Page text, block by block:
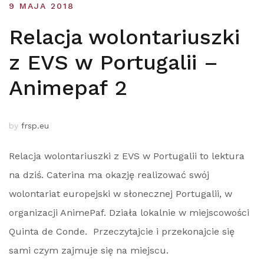
9 MAJA 2018
Relacja wolontariuszki
z EVS w Portugalii –
Animepaf 2
by frsp.eu
Relacja wolontariuszki z EVS w Portugalii to lektura
na dziś. Caterina ma okazję realizować swój
wolontariat europejski w słonecznej Portugalii, w
organizacji AnimePaf. Działa lokalnie w miejscowości
Quinta de Conde. Przeczytajcie i przekonajcie się
sami czym zajmuje się na miejscu.